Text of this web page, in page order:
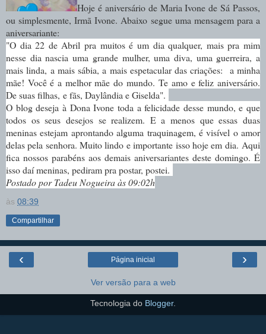
Hoje é aniversário de Maria Ivone de Sá Passos,
ou simplesmente, Irmã Ivone. Abaixo segue uma mensagem para a
aniversariante:
"O dia 22 de Abril pra muitos é um dia qualquer, mais pra mim
nesse dia nascia uma grande mulher, uma diva, uma guerreira, a
mais linda, a mais sábia, a mais espetacular das criações: a minha
mãe! Você é a melhor mãe do mundo. Te amo e feliz aniversário.
De suas filhas, e fãs, Daylândia e Giselda".
O blog deseja à Dona Ivone toda a felicidade desse mundo, e que
todos os seus desejos se realizem. E a menos que essas duas
meninas estejam aprontando alguma traquinagem, é visível o amor
delas pela senhora. Muito lindo e importante isso hoje em dia. Aqui
fica nossos parabéns aos demais aniversariantes deste domingo. É
isso daí meninas, pediram pra postar, postei.
Postado por Tadeu Nogueira às 09:02h
às 08:39
Compartilhar
‹ ›
Página inicial
Ver versão para a web
Tecnologia do Blogger.